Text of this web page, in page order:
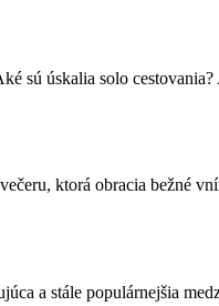
sú úskalia solo
ktorá obracia bežné
a stále populárnejšia